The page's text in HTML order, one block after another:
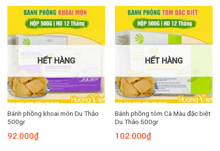
HẾT HÀNG
Bánh phồng khoai môn Du Thảo
500gr
92.000₫
HẾT HÀNG
Bánh phồng tôm Cà Màu đặc biệt
Du Thảo 500gr
102.000₫